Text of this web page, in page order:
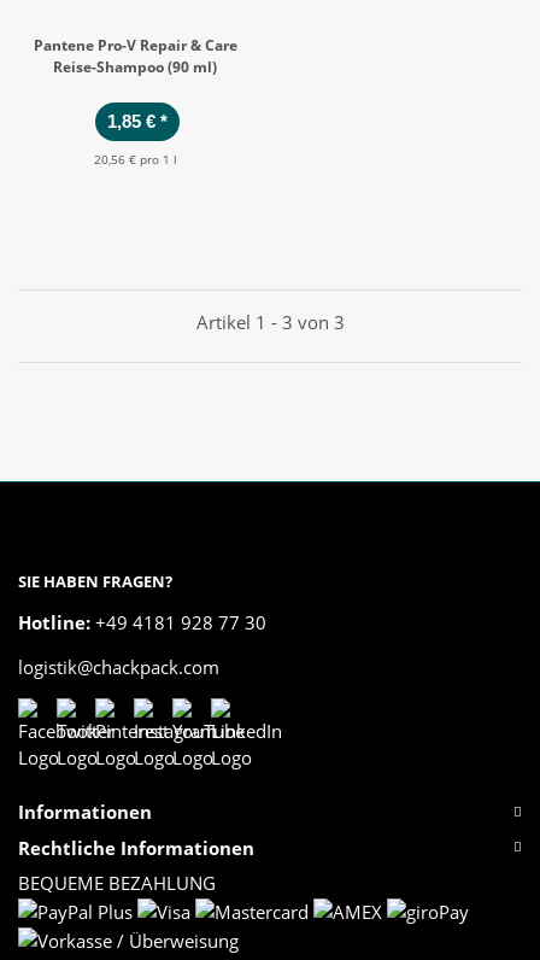
Pantene Pro-V Repair & Care
Reise-Shampoo (90 ml)
1,85 €*
20,56 € pro 1 l
Artikel 1 - 3 von 3
SIE HABEN FRAGEN?
Hotline: +49 4181 928 77 30
logistik@chackpack.com
Informationen
Rechtliche Informationen
BEQUEME BEZAHLUNG